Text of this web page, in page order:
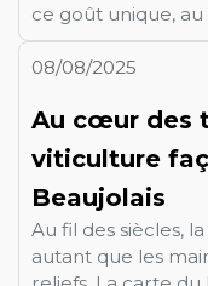
ce goût unique,
08/08/2025
Au cœur des
viticulture
Beaujolais
Au fil des siècles,
autant que les